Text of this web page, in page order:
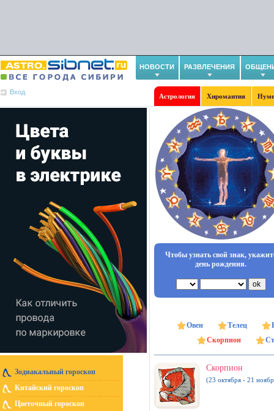
НОВОСТИ РАЗВЛЕЧЕНИЯ
Вход
Астрология Хиромантия
Зодиакальный гороскоп
Китайский гороскоп
Цветочный гороскоп
Чтобы узнать свой знак,
день рождения.
Овен Телец
Скорпион
Скорпион
(23 октября - 21